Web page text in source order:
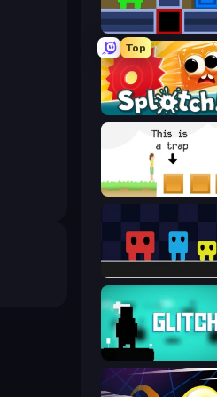
Teleport Jumper
Top
Splotch!
The Unfair Platformer